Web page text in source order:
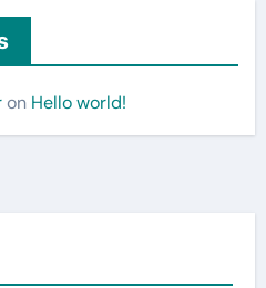
on Hello world!